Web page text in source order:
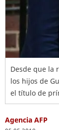
Desde que la
los hijos de
el título de
Agencia AFP